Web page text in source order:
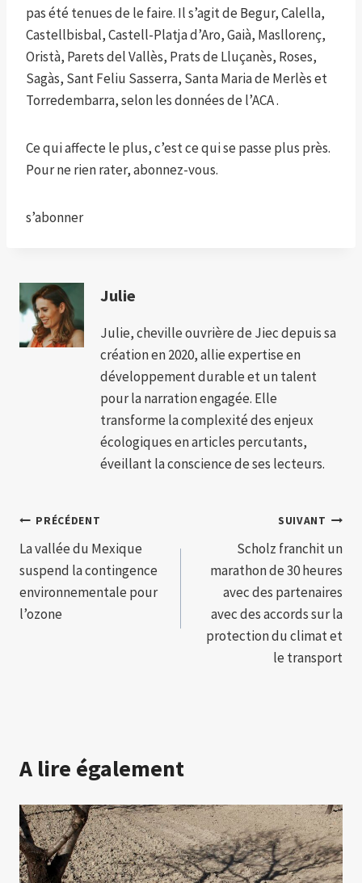
pas été tenues de le faire. Il s’agit de Begur, Calella,
Castellbisbal, Castell-Platja d’Aro, Gaià, Masllorenç,
Oristà, Parets del Vallès, Prats de Lluçanès, Roses,
Sagàs, Sant Feliu Sasserra, Santa Maria de Merlès et
Torredembarra, selon les données de l’ACA .
Ce qui affecte le plus, c’est ce qui se passe plus près.
Pour ne rien rater, abonnez-vous.
s’abonner
Julie
Julie, cheville ouvrière de Jiec depuis sa
création en 2020, allie expertise en
développement durable et un talent
pour la narration engagée. Elle
transforme la complexité des enjeux
écologiques en articles percutants,
éveillant la conscience de ses lecteurs.
Navigation
de
l’article
PRÉCÉDENT
La vallée du Mexique
suspend la contingence
environnementale pour
l’ozone
SUIVANT
Scholz franchit un
marathon de 30 heures
avec des partenaires
avec des accords sur la
protection du climat et
le transport
A lire également